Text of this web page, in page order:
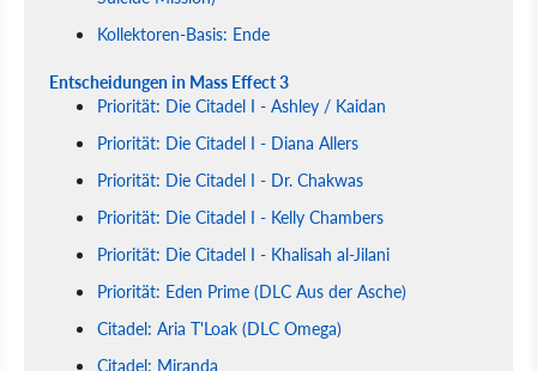
Kollektoren-Basis: Ende
Entscheidungen in Mass Effect 3
Priorität: Die Citadel I - Ashley / Kaidan
Priorität: Die Citadel I - Diana Allers
Priorität: Die Citadel I - Dr. Chakwas
Priorität: Die Citadel I - Kelly Chambers
Priorität: Die Citadel I - Khalisah al-Jilani
Priorität: Eden Prime (DLC Aus der Asche)
Citadel: Aria T'Loak (DLC Omega)
Citadel: Miranda